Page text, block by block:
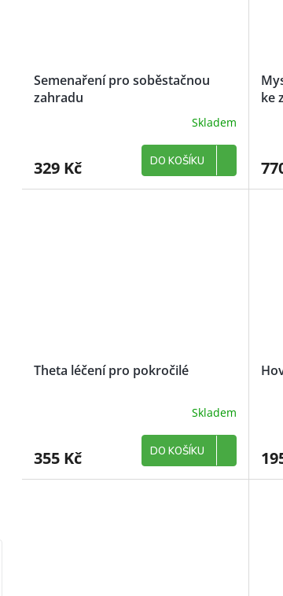
Semenaření pro soběstačnou
zahradu
Skladem
329 Kč DO KOŠÍKU
ke
Theta léčení pro pokročilé
Skladem
355 Kč DO KOŠÍKU